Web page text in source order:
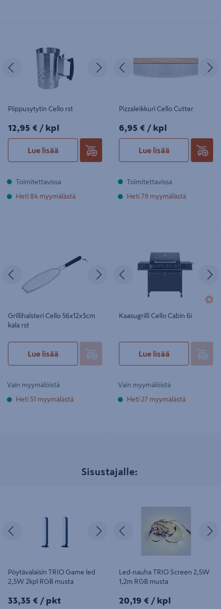
Edellinen Seuraava
Piippusytytin Cello rst
12,95€/kpl
12,95 € / kpl
Lue lisää
Toimitettavissa
Heti 84 myymälästä
Edellinen
Pizzaleikkuri Cello Cutter
6,95€/kpl
6,95 € / kpl
Lue lisää
Toimitettavissa
Heti 79 myymälästä
Edellinen Seuraava
Grillihalsteri Cello 56x12x3cm
kala rst
Lue lisää
Vain myymälöistä
Heti 51 myymälästä
Edellinen
Kaasugrilli Cello Cabin 6i
Lue lisää
Vain myymälöistä
Heti 27 myymälästä
Sisustajalle:
Seuraava
Pöytävalaisin TRIO Game led
2,5W 2kpl RGB musta
33,35€/pkt
33,35 € / pkt
Edellinen
Led-nauha TRIO Screen 2,5W
1,2m RGB musta
20,19€/kpl
20,19 € / kpl